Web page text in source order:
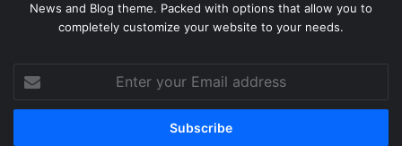
News and Blog theme. Packed with options that allow you to
completely customize your website to your needs.
Enter
your
Email